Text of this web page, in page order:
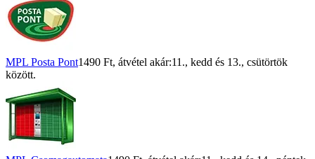
MPL Posta Pont1490 Ft, átvétel akár:11., kedd és 13., csütörtök
között.